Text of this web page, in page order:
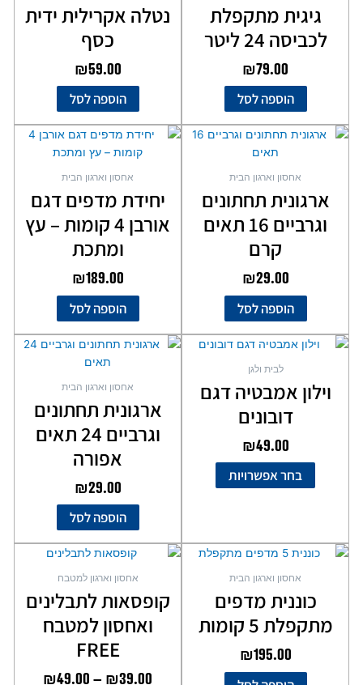
גיגית מתקפלת
לכביסה 24 ליטר
₪79.00
הוספה לסל
נטלה אקרילית ידית
כסף
₪59.00
הוספה לסל
אחסון וארגון הבית
ארגונית תחתונים
וגרביים 16 תאים
קרם
₪29.00
הוספה לסל
אחסון וארגון הבית
יחידת מדפים דגם
אורבן 4 קומות – עץ
ומתכת
₪189.00
הוספה לסל
לבית ולגן
וילון אמבטיה דגם
דובונים
₪49.00
בחר אפשרויות
למוצר
מספר
את
האפשרויות
אחסון וארגון הבית
ארגונית תחתונים
וגרביים 24 תאים
אפורה
₪29.00
הוספה לסל
אחסון וארגון הבית
כוננית מדפים
מתקפלת 5 קומות
₪195.00
אחסון וארגון למטבח
קופסאות לתבלינים
ואחסון למטבח
FREE
₪39.00
–
₪49.00
עד
למוצר
מספר
סוגים.
את